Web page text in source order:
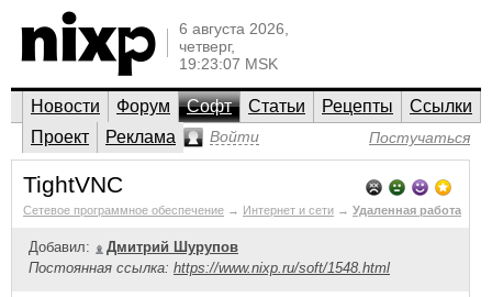
6 августа 2026,
четверг,
19:23:07 MSK
Новости Форум Софт Статьи Рецепты
Ссылки
Проект
Реклама Войти Постучаться
TightVNC
Сетевое программное обеспечение → Интернет и сети → Удаленная работа
Добавил:
Дмитрий Шурупов
Постоянная ссылка: https://www.nixp.ru/soft/1548.html